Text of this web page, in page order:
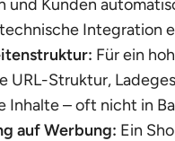
und Kunden
Integration
Für ein
URL-Struktur,
Inhalte – oft nicht in
auf Werbung: Ein